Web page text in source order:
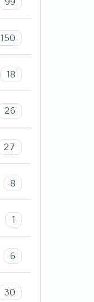
150
18
26
27
8
1
6
30